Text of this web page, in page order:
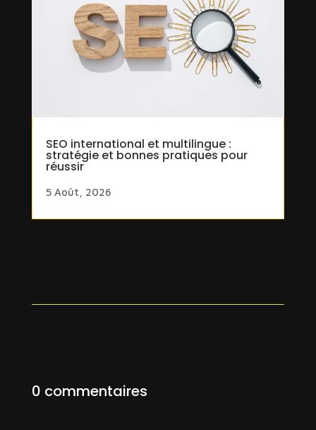
SEO international et multilingue :
stratégie et bonnes pratiques pour
réussir
5 Août, 2026
0 commentaires